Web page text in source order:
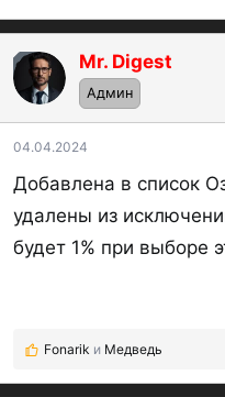
OP Mr. Digest
Админ
04.04.2024
Добавлена в список
удалены из
будет 1% при выборе
Р
е
Fonarik и Медведь